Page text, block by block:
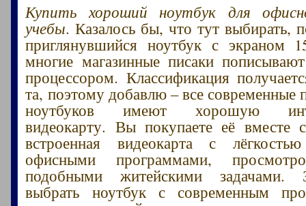
Купить хороший ноутбук для
учебы. Казалось бы, что тут выбирать,
приглянувшийся ноутбук с экраном
многие магазинные писаки
процессором. Классификация
та, поэтому добавлю – все современные
ноутбуков имеют хорошую
видеокарту. Вы покупаете её вместе
встроенная видеокарта с
офисными программами,
подобными житейскими задачами.
выбрать ноутбук с современным